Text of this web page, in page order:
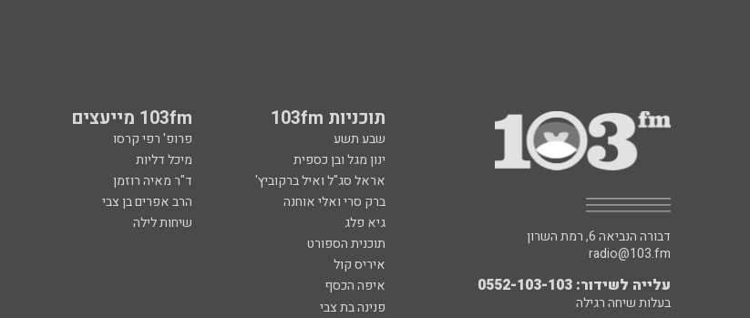
תוכניות 103fm 103fm מייעצים
שבע תשע פרופ' רפי קרסו
ינון מגל ובן כספית
מיכל דליות
אראל סג"ל ואיל ברקוביץ'
ד"ר מאיה רוזמן
ברק סרי ואלי אוחנה
הרב אפרים בן צבי
גיא פלג
שיחות לילה
תוכנית הספורט
איריס קול
איפה הכסף
פנינה בת צבי
דבורה הנביאה 6, רמת השרון
radio@103.fm
עלייה לשידור: 0552-103-103
בעלות שיחה רגילה